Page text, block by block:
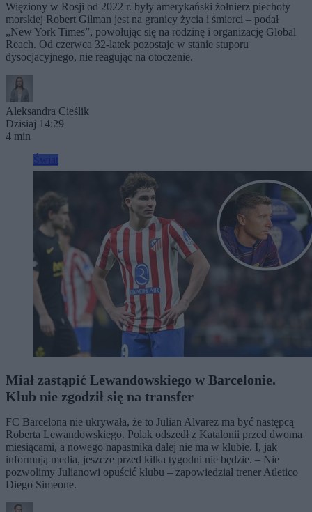
Więziony w Rosji od 2022 r. były amerykański żołnierz piechoty
morskiej Robert Gilman jest na granicy życia i śmierci – podał
„New York Times”, powołując się na rodzinę i organizację Global
Reach. Od czerwca 32-latek pozostaje w stanie stuporu
dysocjacyjnego, nie reagując na otoczenie.
Aleksandra Cieślik
Dzisiaj 14:29
4 min
Miał zastąpić Lewandowskiego w Barcelonie.
Klub nie zgodził się na transfer
FC Barcelona nie ukrywała, że to Julian Alvarez ma być następcą
Roberta Lewandowskiego. Polak odszedł z Katalonii przed dwoma
miesiącami, a nowego napastnika dalej nie ma w klubie. I, jak
informują media, jeszcze przed kilka tygodni nie będzie. – Nie
pozwolimy Julianowi opuścić klubu – zapowiedział trener Atletico
Diego Simeone.